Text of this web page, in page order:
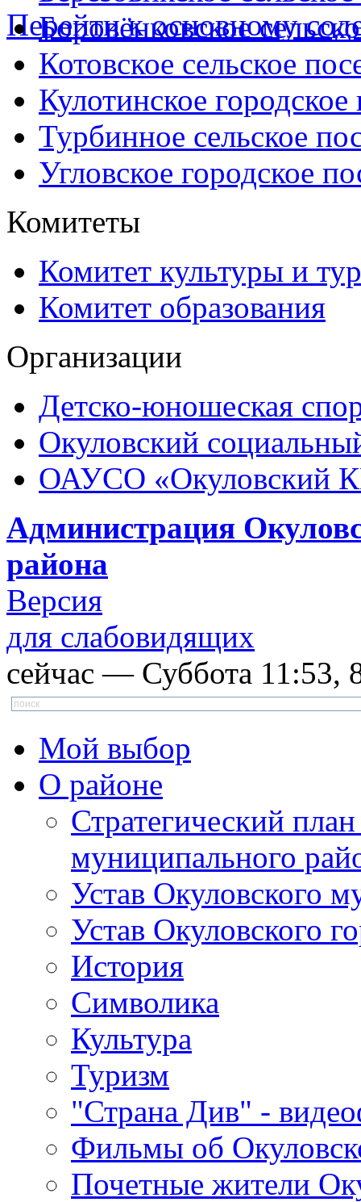
Перейти к основному
Боровёнковское
Котовское сельское
Кулотинское городское
Турбинное сельское
Угловское городское
Комитеты
Комитет культуры и
Комитет образования
Организации
Детско-юношеская
Окуловский
ОАУСО «Окуловский
Администрация
района
Версия
для слабовидящих
сейчас — Суббота 11:53,
Мой выбор
О районе
Стратегический
муниципального
Устав Окуловского
Устав Окуловского
История
Символика
Культура
Туризм
"Страна Див" -
Фильмы об
Почетные жители